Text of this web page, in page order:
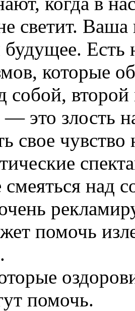
светит.
будущее. Есть
которые
собой,
это злость
свое
смеяться над
помочь
помочь.